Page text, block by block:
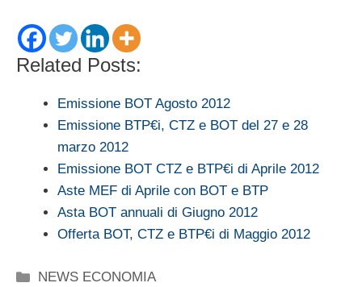
Related Posts:
Emissione BOT Agosto 2012
Emissione BTP€i, CTZ e BOT del 27 e 28
marzo 2012
Emissione BOT CTZ e BTP€i di Aprile 2012
Aste MEF di Aprile con BOT e BTP
Asta BOT annuali di Giugno 2012
Offerta BOT, CTZ e BTP€i di Maggio 2012
Categorie
NEWS ECONOMIA